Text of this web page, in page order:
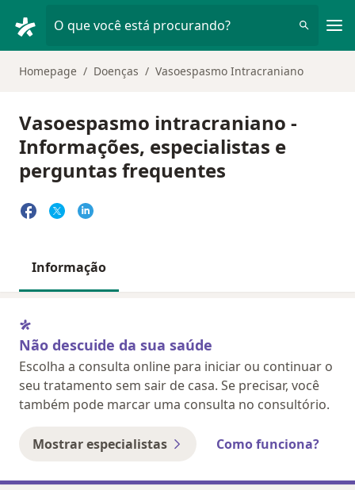
O que você está procurando?
Homepage Doenças Vasoespasmo Intracraniano
Vasoespasmo intracraniano -
Informações, especialistas e
perguntas frequentes
Informação
Não descuide da sua saúde
Escolha a consulta online para iniciar ou continuar o
seu tratamento sem sair de casa. Se precisar, você
também pode marcar uma consulta no consultório.
Mostrar especialistas Como funciona?